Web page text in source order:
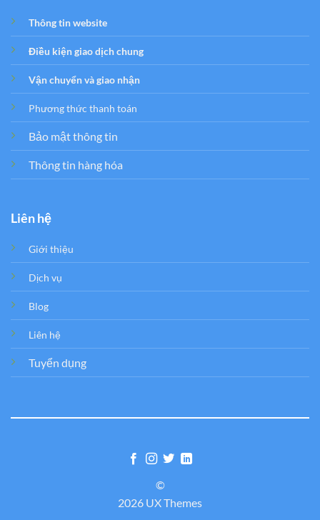
Thông tin website
Điều kiện giao dịch chung
Vận chuyển và giao nhận
Phương thức thanh toán
Bảo mật thông tin
Thông tin hàng hóa
Liên hệ
Giới thiệu
Dịch vụ
Blog
Liên hệ
Tuyển dụng
©
2026 UX Themes